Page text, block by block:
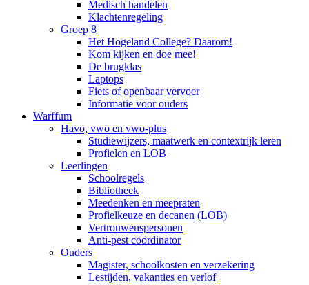
Medisch handelen
Klachtenregeling
Groep 8
Het Hogeland College? Daarom!
Kom kijken en doe mee!
De brugklas
Laptops
Fiets of openbaar vervoer
Informatie voor ouders
Warffum
Havo, vwo en vwo-plus
Studiewijzers, maatwerk en contextrijk leren
Profielen en LOB
Leerlingen
Schoolregels
Bibliotheek
Meedenken en meepraten
Profielkeuze en decanen (LOB)
Vertrouwenspersonen
Anti-pest coördinator
Ouders
Magister, schoolkosten en verzekering
Lestijden, vakanties en verlof